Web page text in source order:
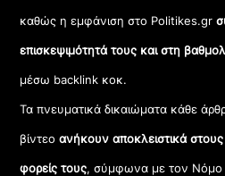
καθώς η εμφάνιση στο Politikes.gr
επισκεψιμότητά τους και στη
μέσω backlink κοκ.
Τα πνευματικά δικαιώματα κάθε
βίντεοανήκουν αποκλειστικά
φορείς τους, σύμφωνα με τον Νόμο